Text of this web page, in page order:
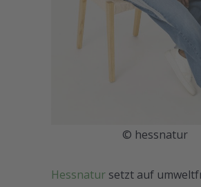
© hessnatur
Hessnatur setzt auf